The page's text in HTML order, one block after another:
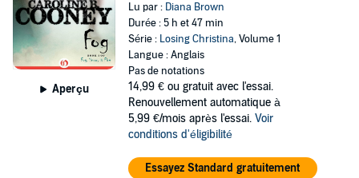
Aperçu
Lu par : Diana Brown
Durée : 5 h et 47 min
Série : Losing Christina, Volume 1
Langue : Anglais
Pas de notations
14,99 € ou gratuit avec l'essai.
Renouvellement automatique à
5,99 €/mois après l'essai. Voir
conditions d'éligibilité
Essayez Standard gratuitement